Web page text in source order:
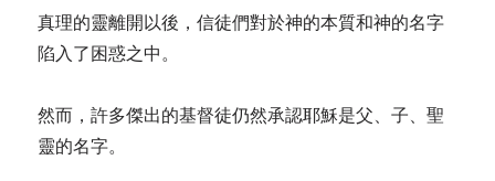
真理的靈離開以後，信徒們對於神的本質和神的名字
陷入了困惑之中。
然而，許多傑出的基督徒仍然承認耶穌是父、子、聖
靈的名字。